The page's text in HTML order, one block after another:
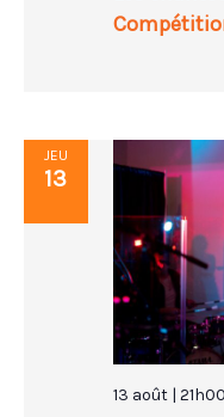
JEU
13
13 août | 21h00